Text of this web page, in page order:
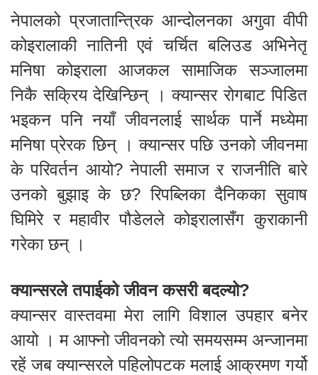
नेपालको प्रजातान्त्रिक आन्दोलनका अगुवा वीपी
कोइरालाकी नातिनी एवं चर्चित बलिउड अभिनेतृ
मनिषा कोइराला आजकल सामाजिक सञ्जालमा
निकै सक्रिय देखिन्छिन् । क्यान्सर रोगबाट पिडित
भइकन पनि नयाँ जीवनलाई सार्थक पार्ने मध्येमा
मनिषा प्रेरक छिन् । क्यान्सर पछि उनको जीवनमा
के परिवर्तन आयो? नेपाली समाज र राजनीति बारे
उनको बुझाइ के छ? रिपब्लिका दैनिकका सुवाष
घिमिरे र महावीर पौडेलले कोइरालासँग कुराकानी
गरेका छन् ।
क्यान्सरले तपाईको जीवन कसरी बदल्यो?
क्यान्सर वास्तवमा मेरा लागि विशाल उपहार बनेर
आयो । म आफ्नो जीवनको त्यो समयसम्म अन्जानमा
रहें जब क्यान्सरले पहिलोपटक मलाई आक्रमण गर्यो